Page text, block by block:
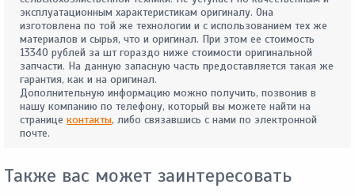
эксплуатационным характеристикам оригиналу. Она
изготовлена по той же технологии и с использованием тех же
материалов и сырья, что и оригинал. При этом ее стоимость
13340 рублей за шт гораздо ниже стоимости оригинальной
запчасти. На данную запасную часть предоставляется такая же
гарантия, как и на оригинал.
Дополнительную информацию можно получить, позвонив в
нашу компанию по телефону, который вы можете найти на
странице контакты, либо связавшись с нами по электронной
почте.
Также вас может заинтересовать